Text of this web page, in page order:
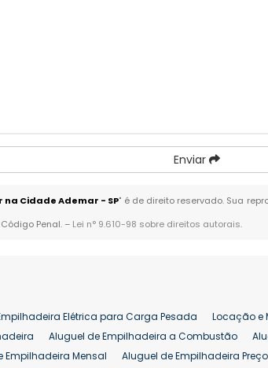
Enviar
Cidade Ademar - SP" é de direito reservado. Sua
Penal. – Lei n° 9.610-98 sobre direitos autorais.
Elétrica para Carga Pesada Locação e
Aluguel de Empilhadeira a Combustão
Empilhadeira Mensal Aluguel de Empilhadeira Preço